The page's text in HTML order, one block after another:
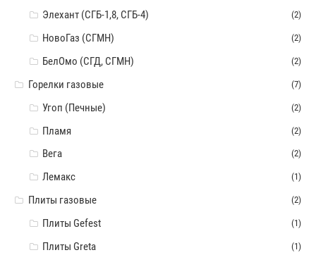
Элехант (СГБ-1,8, СГБ-4) (2)
НовоГаз (СГМН) (2)
БелОмо (СГД, СГМН) (2)
Горелки газовые (7)
Угоп (Печные) (2)
Пламя (2)
Вега (2)
Лемакс (1)
Плиты газовые (2)
Плиты Gefest (1)
Плиты Greta (1)